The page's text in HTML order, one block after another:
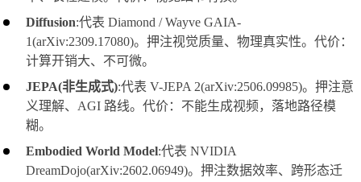
Diffusion:代表 Diamond / Wayve GAIA-
1(arXiv:2309.17080)。押注视觉质量、物理真实性。代价：
计算开销大、不可微。
JEPA(非生成式):代表 V-JEPA 2(arXiv:2506.09985)。押注意
义理解、AGI 路线。代价：不能生成视频，落地路径模
糊。
Embodied World Model:代表 NVIDIA
DreamDojo(arXiv:2602.06949)。押注数据效率、跨形态迁